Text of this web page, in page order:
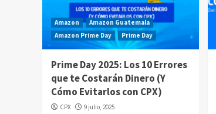
Amazon
Amazon Guatemala
Amazon Prime Day
Prime Day
Prime Day 2025: Los 10 Errores
que te Costarán Dinero (Y
Cómo Evitarlos con CPX)
CPX 9 julio, 2025